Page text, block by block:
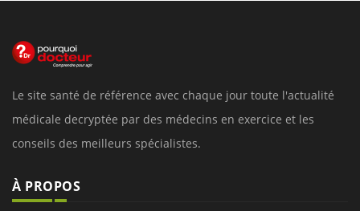
Le site santé de référence avec chaque jour toute l'actualité
médicale decryptée par des médecins en exercice et les
conseils des meilleurs spécialistes.
À PROPOS